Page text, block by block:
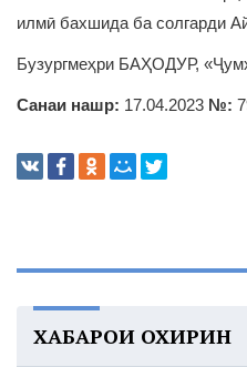
илмӣ бахшида ба солгарди
Бузургмеҳри БАҲОДУР,
Санаи нашр: 17.04.2023 №:
ХАБАРҲОИ ОХИРИН